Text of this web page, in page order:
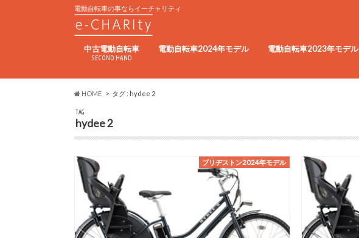
電動自転車の事ならイーチャリティ
中古電動自転車
SECOND HAND
電動自転車2024年モデル 電動自転車2023年モデル
HOME タグ : hydee 2
TAG
hydee 2
ブリヂストン2024年モデル